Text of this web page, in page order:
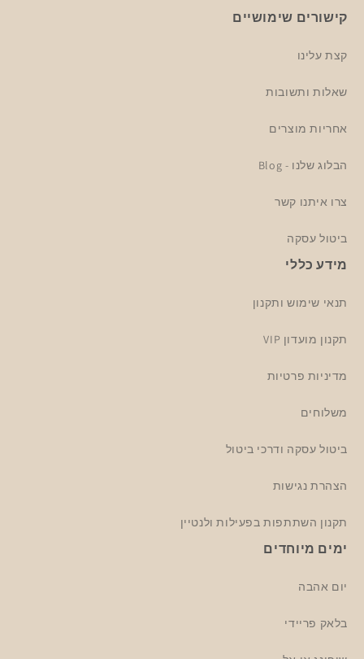
קישורים שימושיים
קצת עלינו
שאלות ותשובות
אחריות מוצרים
הבלוג שלנו - Blog
צרו איתנו קשר
ביטול עסקה
מידע כללי
תנאי שימוש ותקנון
תקנון מועדון VIP
מדיניות פרטיות
משלוחים
ביטול עסקה ודרכי ביטול
הצהרת נגישות
תקנון השתתפות בפעילות ולנטיין
ימים מיוחדים
יום אהבה
בלאק פריידי